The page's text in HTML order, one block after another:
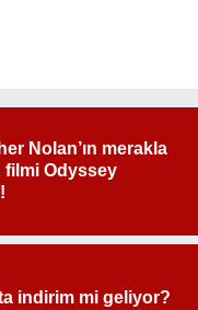
Nolan’ın merakla
filmi Odyssey
indirim mi geliyor?